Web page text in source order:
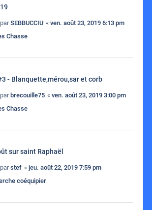
SEBBUCCIU « ven. août 23, 2019 6:13 pm
Chasse
- Blanquette,mérou,sar et corb
brecouille75 « ven. août 23, 2019 3:00 pm
Chasse
sur saint Raphaël
stef « jeu. août 22, 2019 7:59 pm
coéquipier